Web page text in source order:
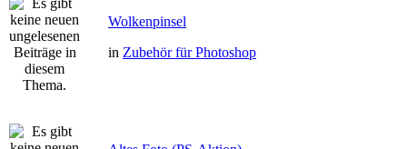
Wolkenpinsel
in Zubehör für Photoshop